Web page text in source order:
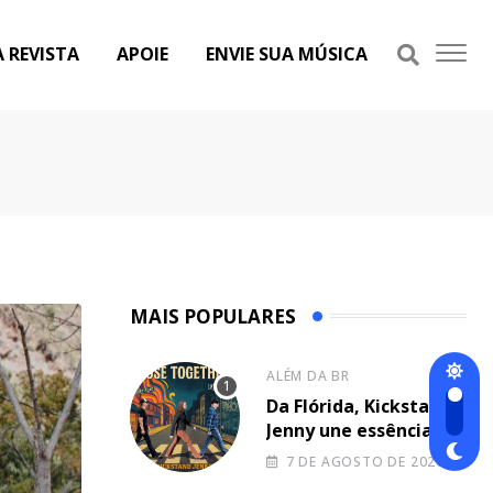
REVISTA APOIE ENVIE SUA MÚSICA
MAIS POPULARES
ALÉM DA BR
Da Flórida, Kickstand
Jenny une essência
dos Beatles e de
7 DE AGOSTO DE 2026